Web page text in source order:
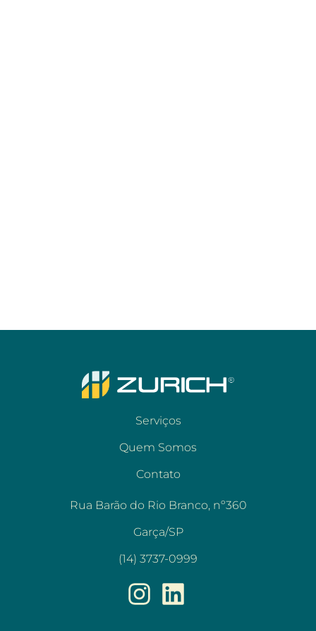
Serviços
Quem Somos
Contato
Rua Barão do Rio Branco, nº360
Garça/SP
(14) 3737-0999